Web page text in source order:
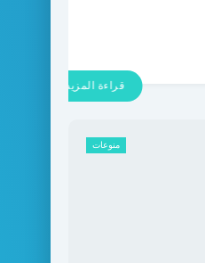
قراءة المزيد
منوعات